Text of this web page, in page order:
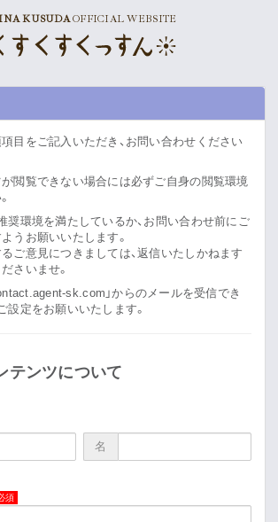
KUSUDAOFFICIAL WEBSITE
Room
目をご記入いただき、お問い合わせください
閲覧できない場合には必ずご自身の閲覧環境
奨環境を満たしているか、お問い合わせ前にご
うお願いいたします。
ご意見につきましては、返信いたしかねます
さいませ。
sk.com」からのメールを受信でき
設定をお願いいたします。
テンツについて
名